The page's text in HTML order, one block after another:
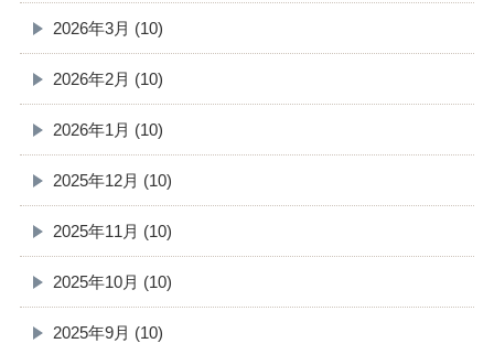
2026年3月 (10)
2026年2月 (10)
2026年1月 (10)
2025年12月 (10)
2025年11月 (10)
2025年10月 (10)
2025年9月 (10)